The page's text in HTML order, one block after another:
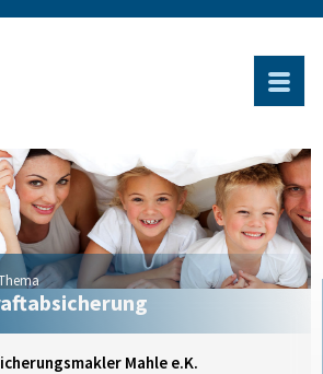
Mahle e.K.